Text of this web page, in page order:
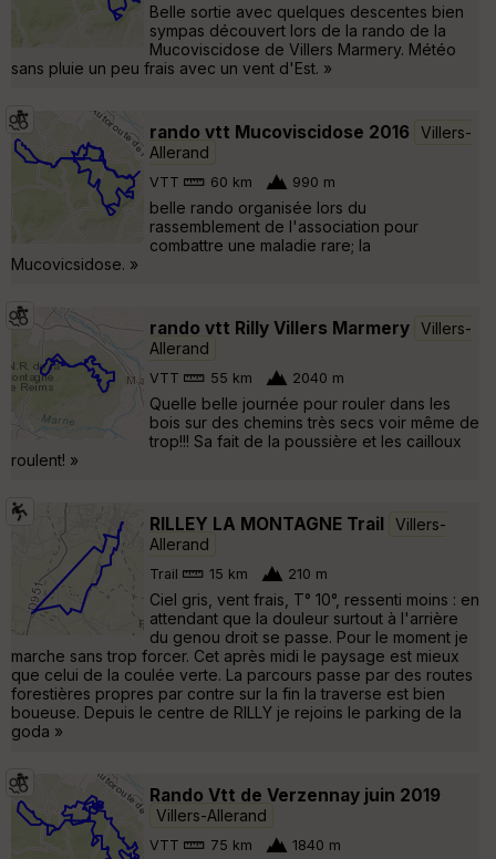
Belle sortie avec quelques descentes bien
sympas découvert lors de la rando de la
Mucoviscidose de Villers Marmery. Météo
sans pluie un peu frais avec un vent d'Est. »
rando vtt Mucoviscidose 2016
Villers-
Allerand
VTT 60 km 990 m
belle rando organisée lors du
rassemblement de l'association pour
combattre une maladie rare; la
Mucovicsidose. »
rando vtt Rilly Villers Marmery Villers-
Allerand
VTT 55 km 2040 m
Quelle belle journée pour rouler dans les
bois sur des chemins très secs voir même de
trop!!! Sa fait de la poussière et les cailloux
roulent! »
RILLEY LA MONTAGNE Trail
Villers-
Allerand
Trail 15 km 210 m
Ciel gris, vent frais, T° 10°, ressenti moins : en
attendant que la douleur surtout à l'arrière
du genou droit se passe. Pour le moment je
marche sans trop forcer. Cet après midi le paysage est mieux
que celui de la coulée verte. La parcours passe par des routes
forestières propres par contre sur la fin la traverse est bien
boueuse. Depuis le centre de RILLY je rejoins le parking de la
goda »
Rando Vtt de Verzennay juin 2019
Villers-Allerand
VTT 75 km 1840 m